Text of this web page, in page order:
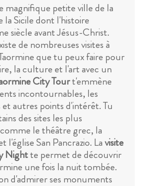
magnifique petite ville de la
la Sicile dont l'histoire
siècle avant Jésus-Christ.
de nombreuses visites à
que tu peux faire pour
la culture et l'art avec un
City Tourt'emmène
incontournables, les
et autres points d'intérêt. Tu
des sites les plus
le théâtre grec, la
l'église San Pancrazio. Lavisite
Nightte permet de découvrir
une fois la nuit tombée.
d'admirer ses monuments